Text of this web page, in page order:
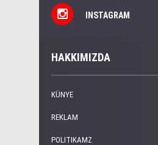
INSTAGRAM
HAKKIMIZDA
KÜNYE
REKLAM
POLITIKAMZ